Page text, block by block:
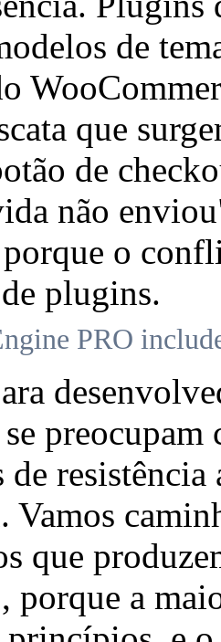
de
que
de
não
o
plugins.
PRO
de
Vamos
que
porque a